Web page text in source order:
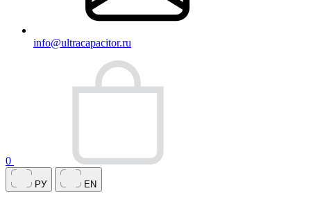
info@ultracapacitor.ru
0
РУ EN